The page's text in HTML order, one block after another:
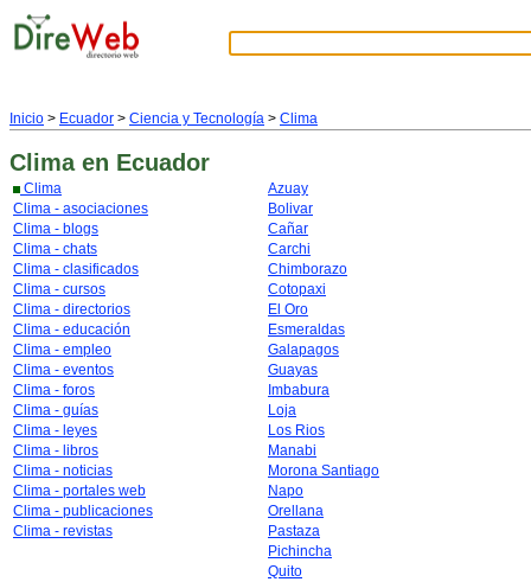
Inicio > Ecuador > Ciencia y Tecnología > Clima
Clima en Ecuador
Clima
Clima - asociaciones
Clima - blogs
Clima - chats
Clima - clasificados
Clima - cursos
Clima - directorios
Clima - educación
Clima - empleo
Clima - eventos
Clima - foros
Clima - guías
Clima - leyes
Clima - libros
Clima - noticias
Clima - portales web
Clima - publicaciones
Clima - revistas
Azuay
Bolivar
Cañar
Carchi
Chimborazo
Cotopaxi
El Oro
Esmeraldas
Galapagos
Guayas
Imbabura
Loja
Los Rios
Manabi
Morona Santiago
Napo
Orellana
Pastaza
Pichincha
Quito